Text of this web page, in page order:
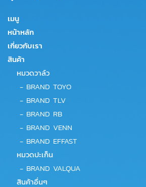
เมนู
หน้าหลัก
เกี่ยวกับเรา
สินค้า
หมวดวาล์ว
- BRAND TOYO
- BRAND TLV
- BRAND RB
- BRAND VENN
- BRAND EFFAST
หมวดปะเก็น
- BRAND VALQUA
สินค้าอื่นๆ